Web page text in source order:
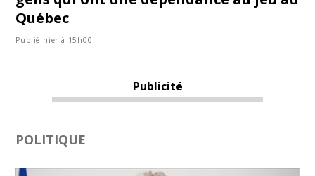
Québec
Publié hier à 15h00
Publicité
POLITIQUE